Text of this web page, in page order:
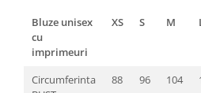
Bluze unisex
cu
imprimeuri
XS S M
Circumferinta
88 96 104